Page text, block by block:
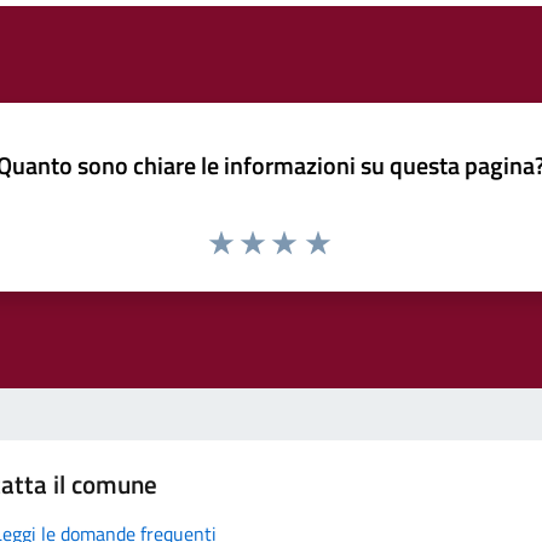
sono chiare le informazioni su questa
il comune
le domande frequenti